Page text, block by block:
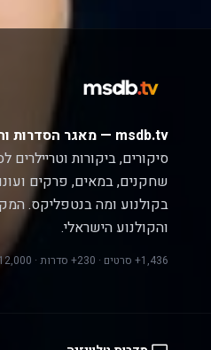
msdb.tv — מאגר הסדרות והסרטים המוביל בעברית.
סיקורים, ביקורות
שחקנים, במאים, פרקים
בקולנוע ומה בנטפליקס.
והקולנוע הישראלי.
1,436+ סרטים · 230+ סדרות · 12,000+ פרקים